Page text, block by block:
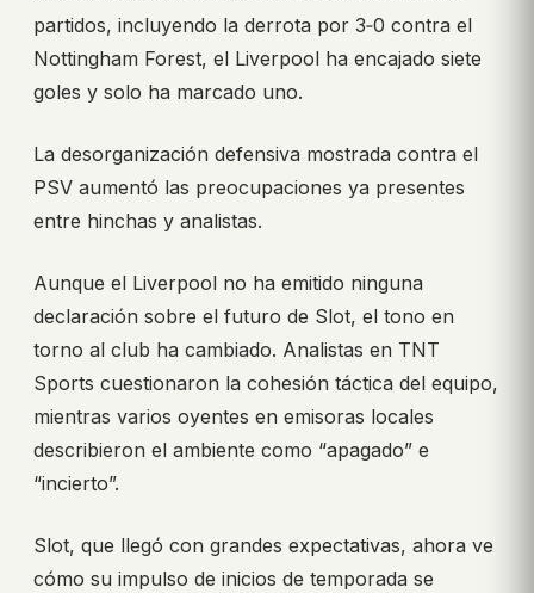
partidos, incluyendo la derrota por 3‑0 contra el
Nottingham Forest, el Liverpool ha encajado siete
goles y solo ha marcado uno.
La desorganización defensiva mostrada contra el
PSV aumentó las preocupaciones ya presentes
entre hinchas y analistas.
Aunque el Liverpool no ha emitido ninguna
declaración sobre el futuro de Slot, el tono en
torno al club ha cambiado. Analistas en TNT
Sports cuestionaron la cohesión táctica del equipo,
mientras varios oyentes en emisoras locales
describieron el ambiente como “apagado” e
“incierto”.
Slot, que llegó con grandes expectativas, ahora ve
cómo su impulso de inicios de temporada se